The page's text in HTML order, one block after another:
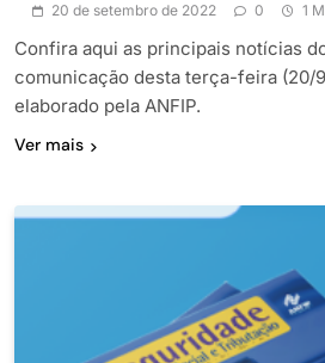
20 de setembro de 2022 0 1
Confira aqui as principais notícias
comunicação desta terça-feira (20/
elaborado pela ANFIP.
Ver mais